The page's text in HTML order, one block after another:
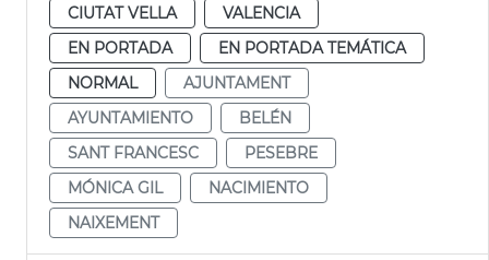
CIUTAT VELLA
VALENCIA
EN PORTADA
EN PORTADA TEMÁTICA
NORMAL
AJUNTAMENT
AYUNTAMIENTO
BELÉN
SANT FRANCESC
PESEBRE
MÓNICA GIL
NACIMIENTO
NAIXEMENT